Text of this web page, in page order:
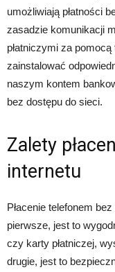
umożliwiają płatności
zasadzie komunikacji
płatniczymi za
zainstalować
naszym kontem
bez dostępu do sieci.
Zalety
internetu
Płacenie telefonem
pierwsze, jest to
czy karty płatniczej,
drugie, jest to